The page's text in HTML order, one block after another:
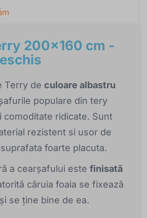
200x160 cm -
Terry de culoare albastru
populare din tery
comoditate ridicate. Sunt
rezistent si usor de
foarte placuta.
a cearșafului este finisată
căruia foaia se fixează
se ține bine de ea.